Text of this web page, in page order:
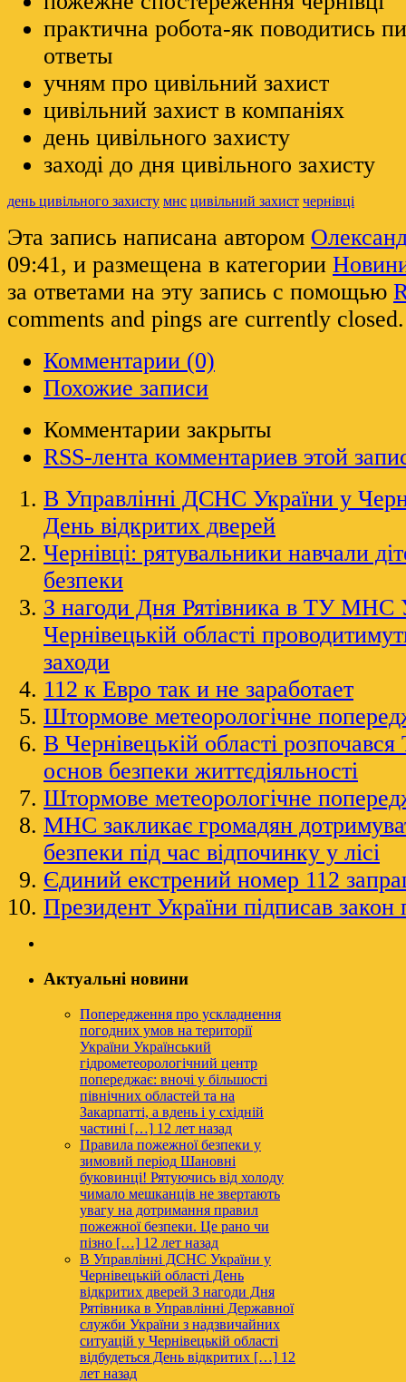
практична робота-як поводитись
ответы
учням про цивільний захист
цивільний захист в компаніях
день цивільного захисту
заході до дня цивільного захисту
день цивільного захисту мнс цивільний захист чернівці
Эта запись написана автором
09:41, и размещена в категории
за ответами на эту запись с помощью
comments and pings are currently closed.
Комментарии (0)
Похожие записи
Комментарии закрыты
RSS-лента комментариев этой
В Управлінні ДСНС України у
День відкритих дверей
Чернівці: рятувальники навчали
безпеки
З нагоди Дня Рятівника в ТУ МНС
Чернівецькій області
заходи
112 к Евро так и не заработает
Штормове метеорологічне
В Чернівецькій області
основ безпеки життєдіяльності
Штормове метеорологічне
МНС закликає громадян
безпеки під час відпочинку у лісі
Єдиний екстрений номер 112
Президент України підписав закон
Актуальні новини
Попередження про ускладнення
погодних умов на території
України Український
гідрометеорологічний центр
попереджає: вночі у більшості
північних областей та на
Закарпатті, а вдень і у східній
частині […] 12 лет назад
Правила пожежної безпеки у
зимовий період Шановні
буковинці! Рятуючись від холоду
чимало мешканців не звертають
увагу на дотримання правил
пожежної безпеки. Це рано чи
пізно […] 12 лет назад
В Управлінні ДСНС України у
Чернівецькій області День
відкритих дверей З нагоди Дня
Рятівника в Управлінні Державної
служби України з надзвичайних
ситуацій у Чернівецькій області
відбудеться День відкритих […] 12
лет назад